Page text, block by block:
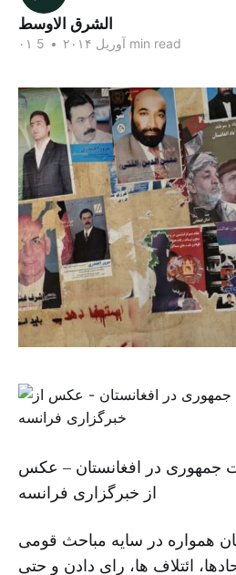
الشرق الاوسط
۰۱ آوریل ۲۰۱۴ • 5 min read
جمهوری در افغانستان – عکس
از خبرگزاری فرانسه
همواره در سایه مباحث قومی
ائتلاف ها، رای دادن و حتی